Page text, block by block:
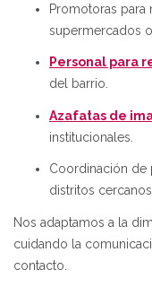
Promotoras para
supermercados
Personal para
del barrio.
Azafatas de
institucionales.
Coordinación de
distritos
Nos adaptamos a la
cuidando la
contacto.